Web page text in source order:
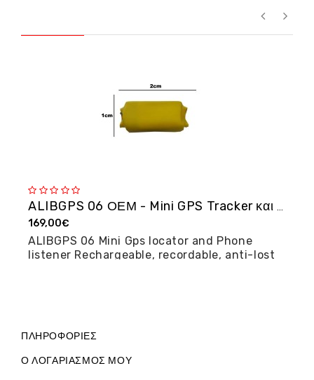
ALIBGPS 06 ΟΕΜ - Mini GPS Tracker και φω�...
169,00€
ALIBGPS 06 Mini Gps locator and Phone
listener Rechargeable, recordable, anti-lost
ΠΛΗΡΟΦΟΡΊΕΣ
Ο ΛΟΓΑΡΙΑΣΜΌΣ ΜΟΥ